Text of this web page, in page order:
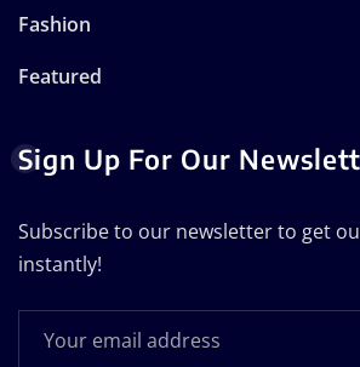
Fashion
Featured
Sign Up For Our
Subscribe to our newsletter to get
instantly!